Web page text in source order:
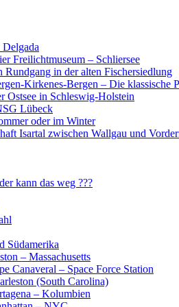
Freilichtmuseum – Schliersee
Rundgang in der alten Fischersiedlung
Kirkenes-Bergen – Die klassische
Ostsee in Schleswig-Holstein
Lübeck
oder im Winter
Isartal zwischen Wallgau und
kann das weg ???
Südamerika
– Massachusetts
Canaveral – Space Force Station
(South Carolina)
– Kolumbien